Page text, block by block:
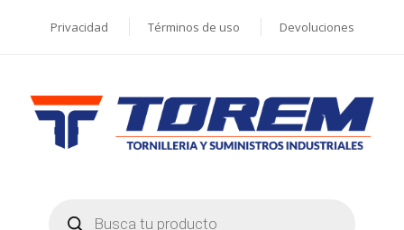
Privacidad Términos de uso Devoluciones
search